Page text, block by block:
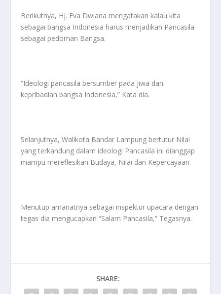
Berikutnya, Hj. Eva Dwiana mengatakan kalau kita
sebagai bangsa Indonesia harus menjadikan Pancasila
sebagai pedoman Bangsa.
“Ideologi pancasila bersumber pada jiwa dan
kepribadian bangsa Indonesia,” Kata dia.
Selanjutnya, Walikota Bandar Lampung bertutur Nilai
yang terkandung dalam ideologi Pancasila ini dianggap
mampu mereflesikan Budaya, Nilai dan Kepercayaan.
Menutup amanatnya sebagai inspektur upacara dengan
tegas dia mengucapkan “Salam Pancasila,” Tegasnya.
SHARE: